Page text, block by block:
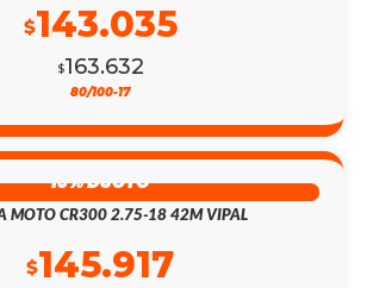
$163.632
$143.035
80/100-17
13% DSCTO
MOTO CR300 2.75-18 42M VIPAL
$145.917